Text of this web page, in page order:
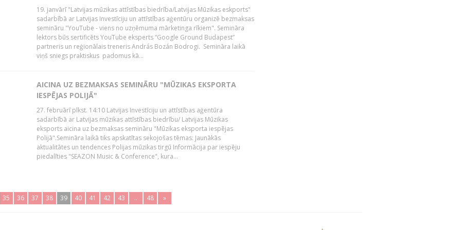
19. janvārī "Latvijas mūzikas attīstības biedrība/Latvijas Mūzikas eskports"
sadarbībā ar Latvijas Investīciju un attīstības aģentūru organizē bezmaksas
semināru "YouTube - viens no uzņēmuma mārketinga rīkiem". Semināra
lektors būs sertificēts YouTube eksperts “Google Ground Budapest”
partneris un reģionālais treneris András Bozán Bodrogi. Semināra laikā
viņš sniegs praktiskus padomus kā...
AICINA UZ BEZMAKSAS SEMINĀRU "MŪZIKAS EKSPORTA
IESPĒJAS POLIJĀ"
27. februārī plkst. 14:10 Latvijas Investīciju un attīstības aģentūra
sadarbībā ar Latvijas mūzikas attīstības biedrību/ Latvijas Mūzikas
eksports aicina uz bezmaksas semināru "Mūzikas eksporta iespējas
Polijā".Semināra laikā tiks apskatītas sekojošas tēmas: Jaunākās
aktualitātes un tendences Polijas mūzikas tirgū Informācija par iespēju
piedalīties "SEAZON Music & Conference", kura...
35 36 37 38 39 40 41 42 43 .. 48 »